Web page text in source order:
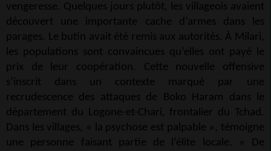
vengeresse. Quelques jours plutôt, les villageois avaient
découvert une importante cache d’armes dans les
parages. Le butin avait été remis aux autorités. À Milari,
les populations sont convaincues qu’elles ont payé le
prix de leur coopération. Cette nouvelle offensive
s’inscrit dans un contexte marqué par une
recrudescence des attaques de Boko Haram dans le
département du Logone-et-Chari, frontalier du Tchad.
Dans les villages, « la psychose est palpable », témoigne
une personne faisant partie de l’élite locale. « De